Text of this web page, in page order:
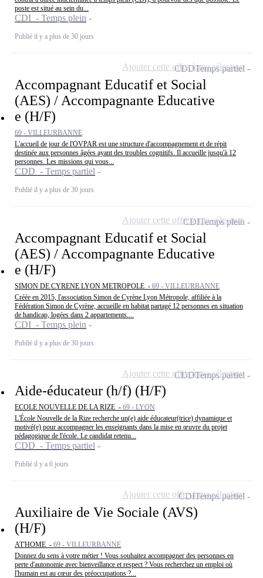
poste est situé au sein du...
CDI - Temps plein
Publié il y a plus de 30 jours
Accompagnant Educatif et Social
(AES) / Accompagnante Educative
e (H/F)
69 - VILLEURBANNE
L'accueil de jour de l'OVPAR est une structure d'accompagnement et de répit
destinée aux personnes âgées ayant des troubles cognitifs. Il accueille jusqu'à 12
personnes. Les missions qui vous...
CDD - Temps partiel
Publié il y a plus de 30 jours
CDDTemps partiel
Ajouter cette offre à ma sélection
Accompagnant Educatif et Social
(AES) / Accompagnante Educative
e (H/F)
SIMON DE CYRENE LYON METROPOLE - 69 - VILLEURBANNE
Créée en 2015, l'association Simon de Cyrène Lyon Métropole, affiliée à la
Fédération Simon de Cyrène, accueille en habitat partagé 12 personnes en situation
de handicap, logées dans 2 appartements....
CDI - Temps plein
Publié il y a plus de 30 jours
CDITemps plein
Ajouter cette offre à ma sélection
Aide-éducateur (h/f) (H/F)
ECOLE NOUVELLE DE LA RIZE - 69 - LYON
L'École Nouvelle de la Rize recherche un(e) aide éducateur(trice) dynamique et
motivé(e) pour accompagner les enseignants dans la mise en œuvre du projet
pédagogique de l'école. Le candidat retenu...
CDD - Temps partiel
Publié il y a 6 jours
CDDTemps partiel
Ajouter cette offre à ma sélection
Auxiliaire de Vie Sociale (AVS)
(H/F)
AT'HOME - 69 - VILLEURBANNE
Donnez du sens à votre métier ! Vous souhaitez accompagner des personnes en
perte d'autonomie avec bienveillance et respect ? Vous recherchez un emploi où
l'humain est au cœur des préoccupations ?...
CDITemps partiel
Ajouter cette offre à ma sélection